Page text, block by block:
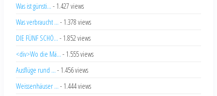
Was ist günsti... - 1.427 views
Was verbraucht ... - 1.378 views
DIE FÜNF SCHÖ... - 1.852 views
<div>Wo die Mä... - 1.555 views
Ausflüge rund ... - 1.456 views
Weissenhäuser ... - 1.444 views